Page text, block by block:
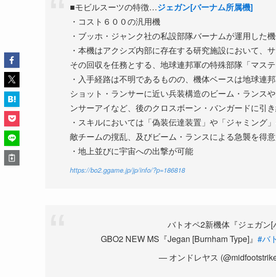
■モビルスーツの特徴…ジェガン[バーナム所属機]
・コスト６００の汎用機
・ブッホ・ジャンク社の私設部隊バーナムが運用した
・本機はアクシズ内部に存在する研究施設において、
その回収を任務とする、地球連邦軍の特殊部隊「マス
・入手経路は不明であるものの、機体ベースは地球連
ショット・ランサーに近い兵装構造のビーム・ランス
ンサーアイなど、後のクロスボーン・バンガードに引
・スキルにおいては「偽装伝達装置」や「ジャミング
敵チームの撹乱、及びビーム・ランスによる急襲を得
・地上並びに宇宙への出撃が可能
https://bo2.ggame.jp/jp/info/?p=186818
バトオペ2新機体『ジェガン[
GBO2 NEW MS『Jegan [Burnham Type]』 #バ
— オンドレヤス